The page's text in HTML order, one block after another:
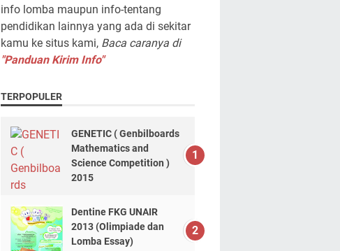
info lomba maupun info-tentang
pendidikan lainnya yang ada di sekitar
kamu ke situs kami, Baca caranya di
"Panduan Kirim Info"
TERPOPULER
GENETIC ( Genbilboards
Mathematics and
Science Competition )
2015
Dentine FKG UNAIR
2013 (Olimpiade dan
Lomba Essay)